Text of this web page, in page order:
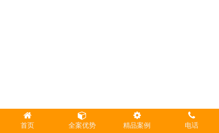
首页 全案优势 精品案例 电话